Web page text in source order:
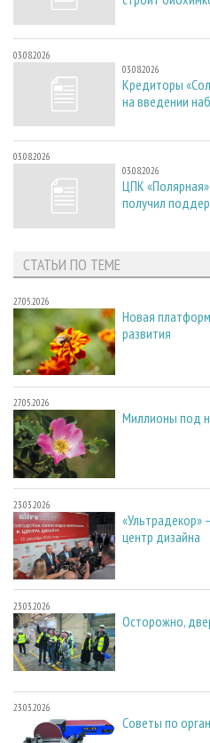
03.08.2026
03.08.2026
Кредиторы
на введении
03.08.2026
03.08.2026
ЦПК
получил
СТАТЬИ ПО ТЕМЕ
27.05.2026
Новая
развития
27.05.2026
Миллионы под
23.03.2026
«Ультрадекор»
центр дизайна
23.03.2026
Осторожно,
23.03.2026
Советы по